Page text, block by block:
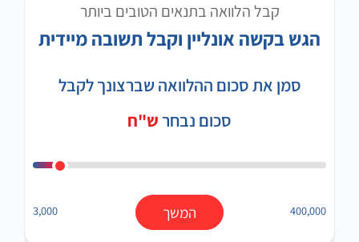
קבל הלוואה בתנאים הטובים ביותר
הגש בקשה אונליין וקבל תשובה מיידית
סמן את סכום ההלוואה שברצונך לקבל
סכום נבחרש"ח
3,000 400,000 המשך